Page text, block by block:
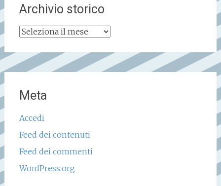
Archivio storico
Archivio
Meta
Accedi
Feed dei contenuti
Feed dei commenti
WordPress.org